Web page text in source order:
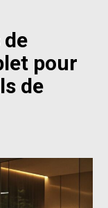
pour
de